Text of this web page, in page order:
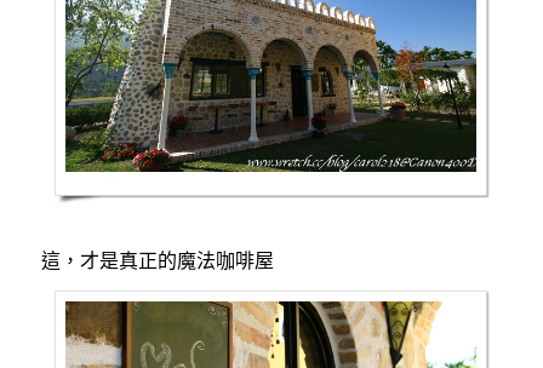
這，才是真正的魔法咖啡屋